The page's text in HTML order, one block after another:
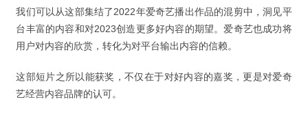
我们可以从这部集结了2022年爱奇艺播出作品的混剪中，洞见平
台丰富的内容和对2023创造更多好内容的期望。爱奇艺也成功将
用户对内容的欣赏，转化为对平台输出内容的信赖。
这部短片之所以能获奖，不仅在于对好内容的嘉奖，更是对爱奇
艺经营内容品牌的认可。